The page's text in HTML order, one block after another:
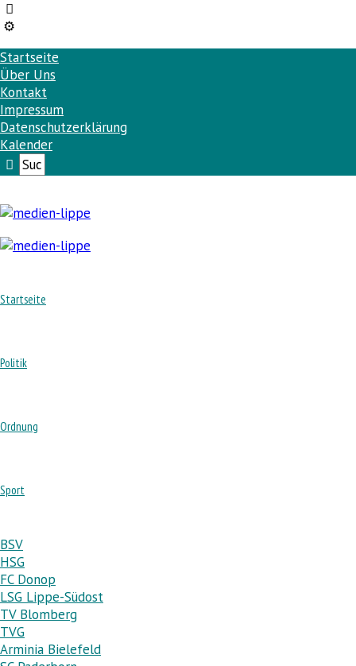
Startseite
Über Uns
Kontakt
Impressum
Datenschutzerklärung
Kalender
Startseite
Politik
Ordnung
Sport
BSV
HSG
FC Donop
LSG Lippe-Südost
TV Blomberg
TVG
Arminia Bielefeld